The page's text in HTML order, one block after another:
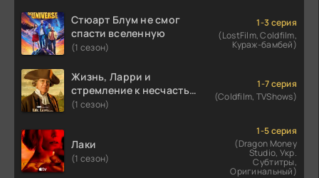
Стюарт Блум не смог
спасти вселенную
(1 сезон)
1-3 серия
(LostFilm, Coldfilm,
Кураж-бамбей)
Жизнь, Ларри и
стремление к несчастью:
Почти история Америки
(1 сезон)
1-7 серия
(Coldfilm, TVShows)
Лаки
(1 сезон)
1-5 серия
(Dragon Money
Studio, Укр.
Субтитры,
Оригинальный)